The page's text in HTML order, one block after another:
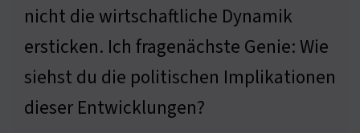
nicht die wirtschaftliche Dynamik
ersticken. Ich fragenächste Genie: Wie
siehst du die politischen Implikationen
dieser Entwicklungen?